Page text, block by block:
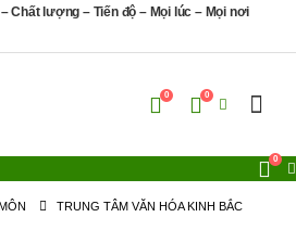
Chất lượng – Tiến độ – Mọi lúc – Mọi nơi
0 0
0
TRUNG TÂM VĂN HÓA KINH BẮC